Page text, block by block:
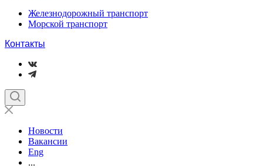
Железнодорожный транспорт
Морской транспорт
Контакты
Новости
Вакансии
Eng
...